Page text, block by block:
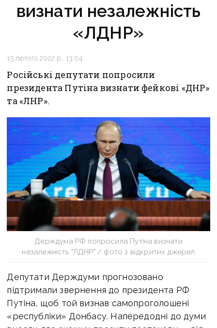
визнати незалежність
«ЛДНР»
15 лютого 2022 р., 13:04
Російські депутати попросили
президента Путіна визнати фейкові «ДНР»
та «ЛНР».
Держдума РФ попросила Путіна визнати
незалежність "ЛДНР" / фото з відкритих джерел
Депутати Держдуми прогнозовано
підтримали звернення до президента РФ
Путіна, щоб той визнав самопроголошені
«республіки» Донбасу. Напередодні до думи